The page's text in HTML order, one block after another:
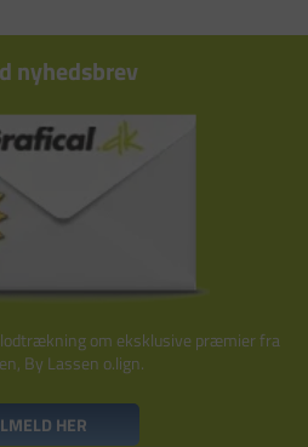
nyhedsbrev
om eksklusive præmier fra
By Lassen o.lign.
HER